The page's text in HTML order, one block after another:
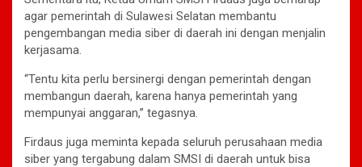
agar pemerintah di Sulawesi Selatan membantu
pengembangan media siber di daerah ini dengan menjalin
kerjasama.
“Tentu kita perlu bersinergi dengan pemerintah dengan
membangun daerah, karena hanya pemerintah yang
mempunyai anggaran,” tegasnya.
Firdaus juga meminta kepada seluruh perusahaan media
siber yang tergabung dalam SMSI di daerah untuk bisa